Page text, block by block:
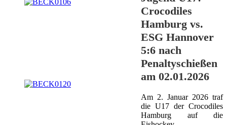
Crocodiles
Hamburg vs.
ESG Hannover
5:6 nach
Penaltyschießen
am 02.01.2026
Am 2. Januar 2026 traf
die U17 der Crocodiles
Hamburg auf die